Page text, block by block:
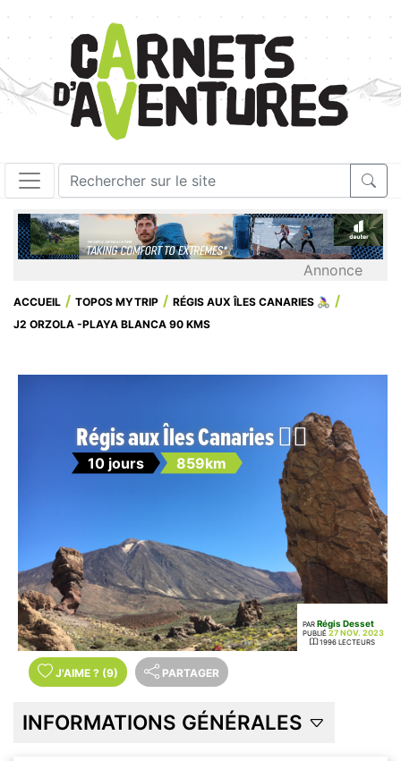
Annonce
ACCUEIL TOPOS MYTRIP
RÉGIS AUX ÎLES CANARIES 🚴‍♀️
J2 ORZOLA -PLAYA BLANCA 90 KMS
Régis aux Îles Canaries 🚴‍♀️
10 jours 859km
PAR Régis Desset
PUBLIÉ 27 NOV. 2023
1996 LECTEURS
J'AIME ? (9) PARTAGER
INFORMATIONS GÉNÉRALES